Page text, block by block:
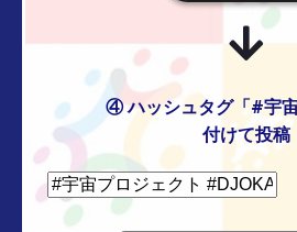
④ ハッシュタグ「#宇
付けて投稿